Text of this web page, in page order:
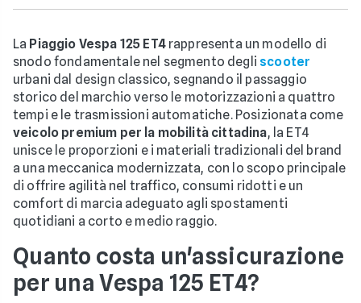
La Piaggio Vespa 125 ET4rappresenta un modello di
snodo fondamentale nel segmento degli scooter
urbani dal design classico, segnando il passaggio
storico del marchio verso le motorizzazioni a quattro
tempi e le trasmissioni automatiche. Posizionata come
veicolo premium per la mobilità cittadina, la ET4
unisce le proporzioni e i materiali tradizionali del brand
a una meccanica modernizzata, con lo scopo principale
di offrire agilità nel traffico, consumi ridotti e un
comfort di marcia adeguato agli spostamenti
quotidiani a corto e medio raggio.
Quanto costa un'assicurazione
per una Vespa 125 ET4?